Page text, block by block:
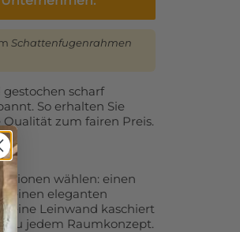
Schattenfugenrahmen
scharf
So erhalten Sie
zum fairen Preis.
wählen: einen
einen eleganten
eine Leinwand kaschiert
zu jedem Raumkonzept.